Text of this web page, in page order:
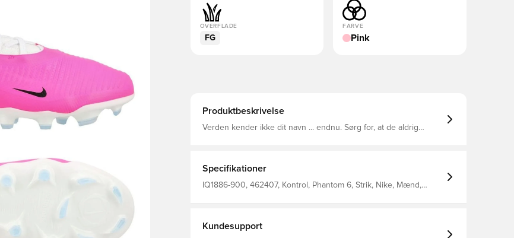
OVERFLADE
FG
FARVE
Pink
Produktbeskrivelse
Verden kender ikke dit navn ... endnu. Sørg for, at de aldrig
dig med at komme forbi forsvarsspillerne.
Specifikationer
IQ1886-900, 462407, Kontrol, Phantom 6, Strik, Nike, Mænd,
Kundesupport